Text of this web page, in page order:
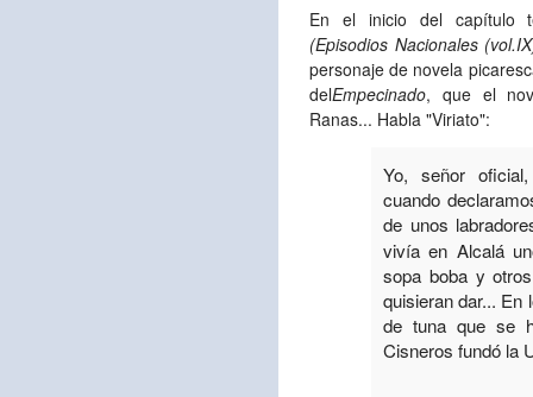
En el inicio del capítulo
(Episodios Nacionales
personaje de novela
delEmpecinado, que el
Ranas... Habla "Viriato":
Yo, señor
cuando
de unos
vivía en Alcalá
sopa boba y
quisieran dar... En
de tuna que se
Cisneros fundó la